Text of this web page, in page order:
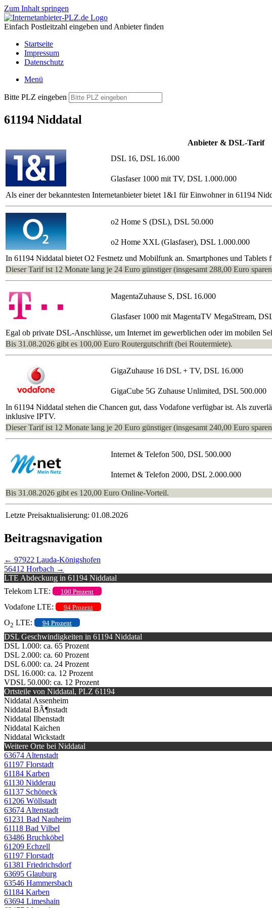
Zum Inhalt springen
Einfach Postleitzahl eingeben und Anbieter finden
Startseite
Impressum
Datenschutz
Menü
Bitte PLZ eingeben
61194 Niddatal
Anbieter & DSL-Tarif
DSL 16, DSL 16.000
Glasfaser 1000 mit TV, DSL 1.000.000
Als einer der bekanntesten Internetanbieter bietet 1&1 für Einwohner in 61194
o2 Home S (DSL), DSL 50.000
o2 Home XXL (Glasfaser), DSL 1.000.000
In 61194 Niddatal bietet O2 Festnetz und Mobilfunk an. Smartphones und Tablets
Dieser Tarif ist 12 Monate lang je 24 Euro günstiger (insgesamt 288,00 Euro
MagentaZuhause S, DSL 16.000
Glasfaser 1000 mit MagentaTV MegaStream,
Egal ob private DSL-Anschlüsse, um Internet im gewerblichen oder im mobilen
Bis 31.08.2026 gibt es 100,00 Euro Routergutschrift (bei Routermiete).
GigaZuhause 16 DSL + TV, DSL 16.000
GigaCube 5G Zuhause Unlimited, DSL 500.000
In 61194 Niddatal stehen die Chancen gut, dass Vodafone verfügbar ist. Als
inklusive IPTV.
Dieser Tarif ist 12 Monate lang je 20 Euro günstiger (insgesamt 240,00 Euro
Internet & Telefon 500, DSL 500.000
Internet & Telefon 2000, DSL 2.000.000
Bis 31.08.2026 gibt es 120,00 Euro Online-Vorteil.
Letzte Preisaktualisierung: 01.08.2026
Beitragsnavigation
← 97922 Lauda-Königshofen
56412 Horbach →
LTE Abdeckung in 61194 Niddatal
Telekom LTE:
100 Prozent
Vodafone LTE: 94 Prozent
O2 LTE: 94 Prozent
DSL Geschwindigkeiten in 61194 Niddatal
DSL 1.000: ca. 65 Prozent
DSL 2.000: ca. 60 Prozent
DSL 6.000: ca. 24 Prozent
DSL 16.000: ca. 12 Prozent
VDSL 50.000: ca. 12 Prozent
Ortsteile von Niddatal, PLZ 61194
Niddatal Assenheim
Niddatal BÃ¶nstadt
Niddatal Ilbenstadt
Niddatal Kaichen
Niddatal Wickstadt
Weitere Orte bei Niddatal
63674 Altenstadt
61197 Florstadt
61184 Karben
61130 Nidderau
61137 Schöneck
61206 Wöllstadt
63674 Altenstadt
61231 Bad Nauheim
61118 Bad Vilbel
63486 Bruchköbel
61209 Echzell
61197 Florstadt
61381 Friedrichsdorf
63695 Glauburg
63546 Hammersbach
61184 Karben
63694 Limeshain